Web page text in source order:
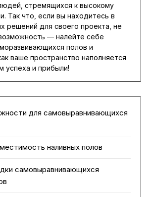
стремящихся к высокому
Так что, если вы находитесь в
решений для своего проекта, не
— налейте себе
полов и
ваше пространство наполняется
успеха и прибыли!
для самовыравнивающихся
наливных полов
самовыравнивающихся